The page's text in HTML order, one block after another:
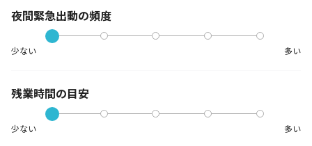
夜間緊急出動の頻度
少ない 多い
残業時間の目安
少ない 多い